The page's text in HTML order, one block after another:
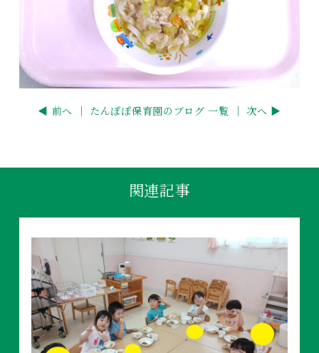
◀ 前へ ｜ たんぽぽ保育園のブログ 一覧 ｜ 次へ ▶
関連記事